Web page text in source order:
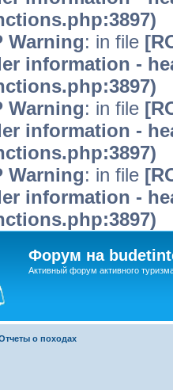
Warning: in file
information -
Warning: in file
information -
Warning: in file
information -
Форум на
Активный форум активного
о походах